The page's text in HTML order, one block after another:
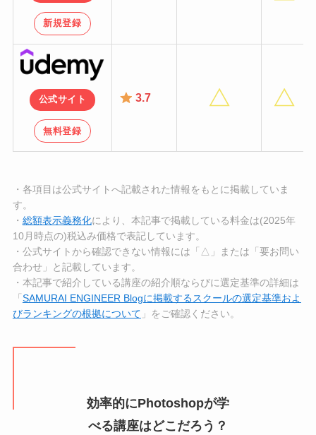
新規登録
公式サイト
無料登録
3.7
・各項目は公式サイトへ記載された情報をもとに掲載していま
す。
・ 総額表示義務化により、本記事で掲載している料金は(2025年
10月時点の)税込み価格で表記しています。
・公式サイトから確認できない情報には「△」または「要お問い
合わせ」と記載しています。
・本記事で紹介している講座の紹介順ならびに選定基準の詳細は
「 SAMURAI ENGINEER Blogに掲載するスクールの選定基準およ
びランキングの根拠について 」をご確認ください。
効率的にPhotoshopが学
べる講座はどこだろう？